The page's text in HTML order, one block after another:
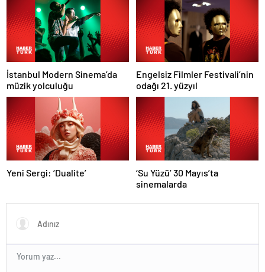
İstanbul Modern Sinema’da
müzik yolculuğu
Engelsiz Filmler Festivali’nin
odağı 21. yüzyıl
Yeni Sergi: ‘Dualite’
‘Su Yüzü’ 30 Mayıs’ta
sinemalarda